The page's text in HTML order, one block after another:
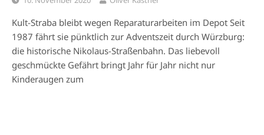
Kult-Straba bleibt wegen Reparaturarbeiten im Depot Seit
1987 fährt sie pünktlich zur Adventszeit durch Würzburg:
die historische Nikolaus-Straßenbahn. Das liebevoll
geschmückte Gefährt bringt Jahr für Jahr nicht nur
Kinderaugen zum